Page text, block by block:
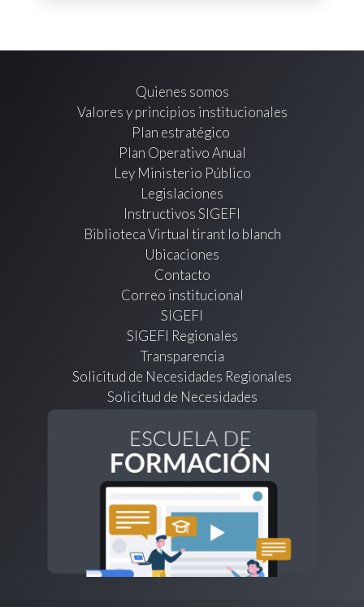
Quienes somos
Valores y principios institucionales
Plan estratégico
Plan Operativo Anual
Ley Ministerio Público
Legislaciones
Instructivos SIGEFI
Biblioteca Virtual tirant lo blanch
Ubicaciones
Contacto
Correo institucional
SIGEFI
SIGEFI Regionales
Transparencia
Solicitud de Necesidades Regionales
Solicitud de Necesidades